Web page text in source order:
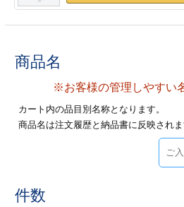
ード印刷
印刷
フォルダー
形マル型
刷
印刷
28
29 30
商品名
※お客様の管理しやすい
カート内の品目別名称となります。
商品名は注文履歴と納品書に反映されま
件数